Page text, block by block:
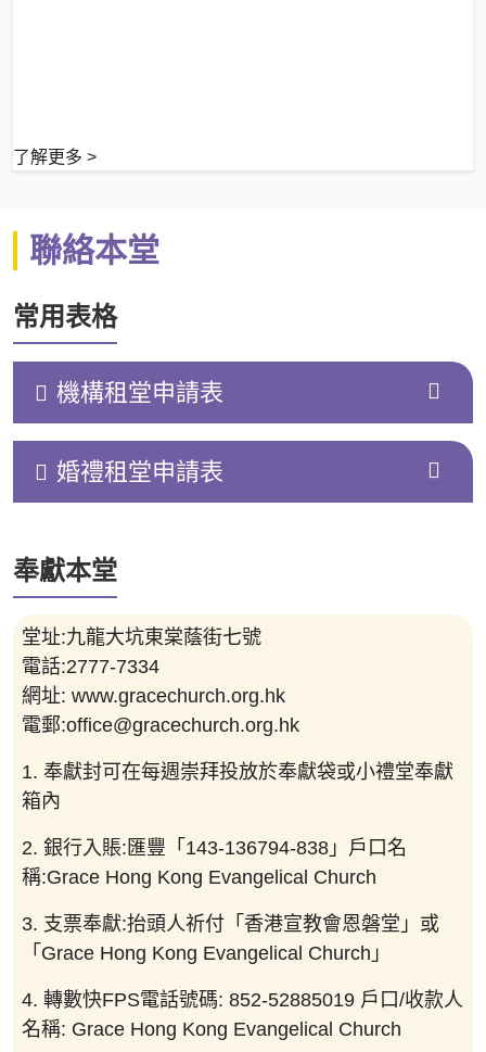
了解更多 >
聯絡本堂
常用表格
機構租堂申請表
婚禮租堂申請表
奉獻本堂
堂址:九龍大坑東棠蔭街七號
電話:2777-7334
網址: www.gracechurch.org.hk
電郵:office@gracechurch.org.hk
1. 奉獻封可在每週崇拜投放於奉獻袋或小禮堂奉獻
箱內
2. 銀行入賬:匯豐「143-136794-838」戶口名
稱:Grace Hong Kong Evangelical Church
3. 支票奉獻:抬頭人祈付「香港宣教會恩磐堂」或
「Grace Hong Kong Evangelical Church」
4. 轉數快FPS電話號碼: 852-52885019 戶口/收款人
名稱: Grace Hong Kong Evangelical Church